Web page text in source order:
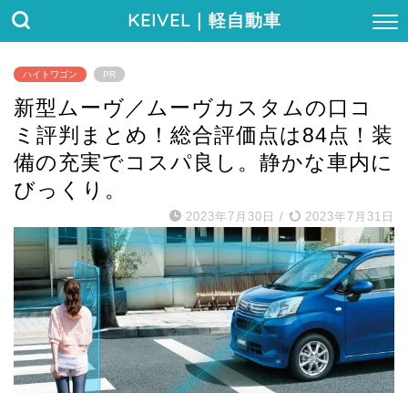
KEIVEL｜軽自動車
ハイトワゴン PR
新型ムーヴ／ムーヴカスタムの口コ
ミ評判まとめ！総合評価点は84点！装
備の充実でコスパ良し。静かな車内に
びっくり。
2023年7月30日 / 2023年7月31日